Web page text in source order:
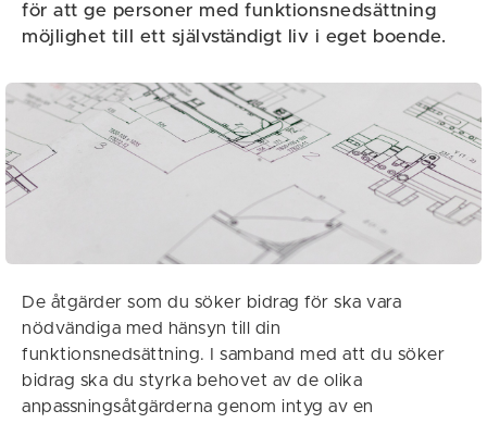
för att ge personer med funktionsnedsättning
möjlighet till ett självständigt liv i eget boende.
De åtgärder som du söker bidrag för ska vara
nödvändiga med hänsyn till din
funktionsnedsättning. I samband med att du söker
bidrag ska du styrka behovet av de olika
anpassningsåtgärderna genom intyg av en